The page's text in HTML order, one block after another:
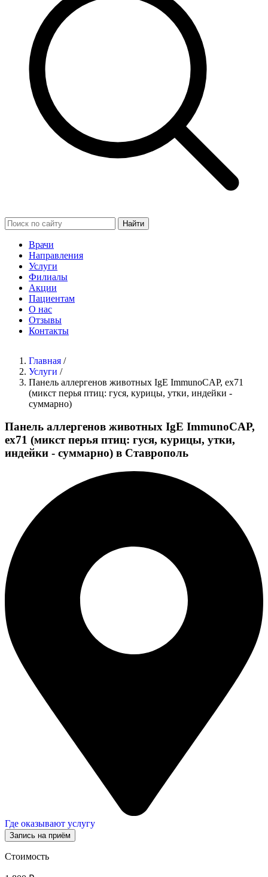
Найти
Врачи
Направления
Услуги
Филиалы
Акции
Пациентам
О нас
Отзывы
Контакты
Главная /
Услуги /
Панель аллергенов животных IgE ImmunoCAP, ex71
(микст перья птиц: гуся, курицы, утки, индейки -
суммарно)
Панель аллергенов животных IgE ImmunoCAP,
ex71 (микст перья птиц: гуся, курицы, утки,
индейки - суммарно) в Ставрополь
Где оказывают услугу
Запись на приём
Стоимость